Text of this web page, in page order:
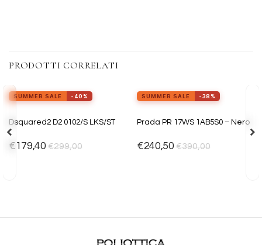
PRODOTTI CORRELATI
Aggiungi
alla lista
SUMMER SALE -40%
Dsquared2 D2 0102/S LKS/ST
€179,40 €299,00
Aggiungi
alla lista
view_in_arProvalo ora
SUMMER SALE -38%
Prada PR 17WS 1AB5S0 – Nero
€240,50 €390,00